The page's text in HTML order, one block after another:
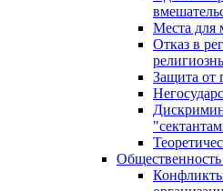
Места для
Отказ в
Защита от